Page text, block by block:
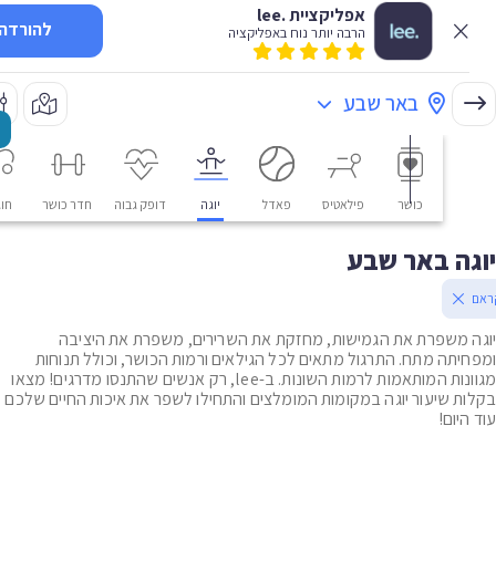
אפליקציית .lee
הרבה יותר נוח באפליקציה להורדה
באר שבע
פילאטיס פאדל דופק גבוה חדר כושר חוגים
באר שבע
משפרת את הגמישות, מחזקת את השרירים, משפרת את היציבה
מתח. התרגול מתאים לכל הגילאים ורמות הכושר, וכולל תנוחות
מגוונות המותאמות לרמות השונות. ב-lee, רק אנשים שהתנסו מדרגים! מצאו
שיעור יוגה במקומות המומלצים והתחילו לשפר את איכות החיים שלכם